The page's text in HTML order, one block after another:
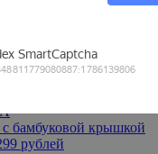
бамбуковой крышкой
рублей